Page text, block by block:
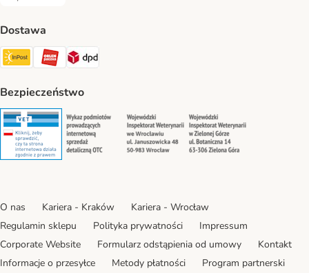
Dostawa
Paczkomat® Shipping Method
ORLEN Paczka Shipping Method
DPD Shipping Method
Bezpieczeństwo
Security Security Security
O nas Kariera - Kraków
Kariera - Wrocław
Regulamin sklepu
Polityka prywatności
Impressum
Corporate Website
Formularz odstąpienia od umowy
Kontakt
Informacje o przesyłce
Metody płatności Program partnerski